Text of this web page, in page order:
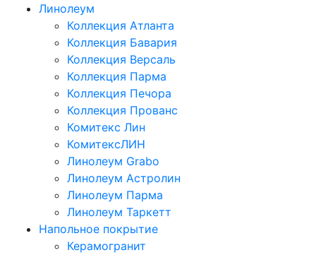
Линолеум
Коллекция Атланта
Коллекция Бавария
Коллекция Версаль
Коллекция Парма
Коллекция Печора
Коллекция Прованс
Комитекс Лин
КомитексЛИН
Линолеум Grabo
Линолеум Астролин
Линолеум Парма
Линолеум Таркетт
Напольное покрытие
Керамогранит